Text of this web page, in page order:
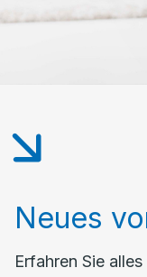
Neues
Erfahren Sie